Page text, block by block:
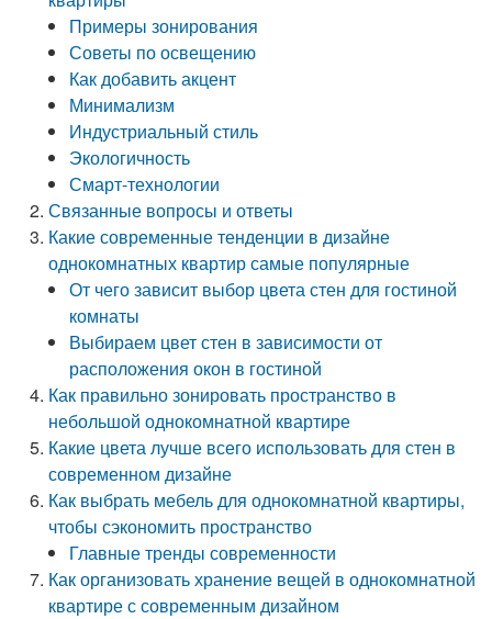
Примеры зонирования
Советы по освещению
Как добавить акцент
Минимализм
Индустриальный стиль
Экологичность
Смарт-технологии
Связанные вопросы и ответы
Какие современные тенденции в дизайне
однокомнатных квартир самые популярные
От чего зависит выбор цвета стен для гостиной
комнаты
Выбираем цвет стен в зависимости от
расположения окон в гостиной
Как правильно зонировать пространство в
небольшой однокомнатной квартире
Какие цвета лучше всего использовать для стен в
современном дизайне
Как выбрать мебель для однокомнатной квартиры,
чтобы сэкономить пространство
Главные тренды современности
Как организовать хранение вещей в однокомнатной
квартире с современным дизайном